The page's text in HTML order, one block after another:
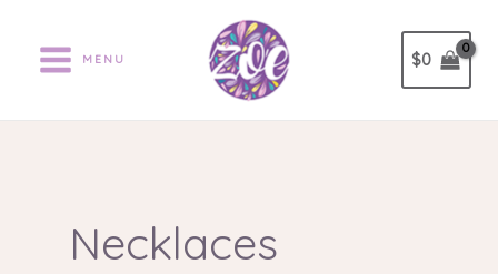
contenido
MENU $0
Necklaces